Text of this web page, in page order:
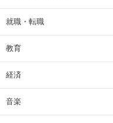
就職・転職
教育
経済
音楽